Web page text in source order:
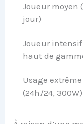
Joueur moyen
jour)
Joueur intensif
haut de
Usage extrême
(24h/24, 300W)